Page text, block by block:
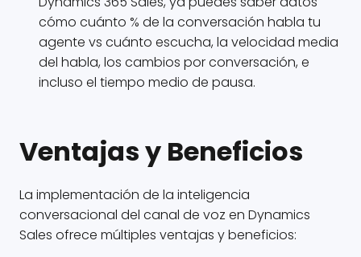
cómo cuánto % de la conversación habla tu
agente vs cuánto escucha, la velocidad media
del habla, los cambios por conversación, e
incluso el tiempo medio de pausa.
Ventajas y Beneficios
La implementación de la inteligencia
conversacional del canal de voz en Dynamics
Sales ofrece múltiples ventajas y beneficios: